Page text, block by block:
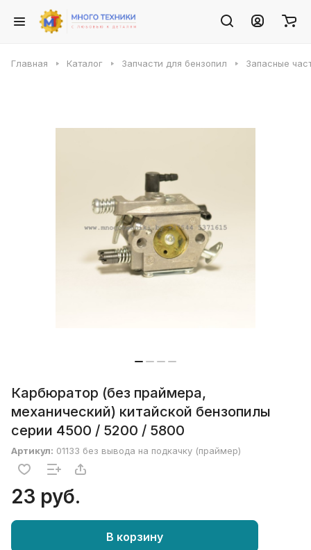
Главная Каталог Запчасти для бензопил Запасные
Карбюратор (без праймера,
механический) китайской бензопилы
серии 4500 / 5200 / 5800
Артикул: 01133 без вывода на подкачку (праймер)
23 руб.
В корзину